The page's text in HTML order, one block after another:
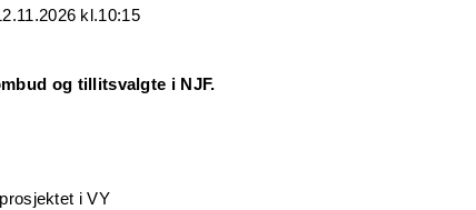
kl.10:15
og tillitsvalgte i NJF.
i VY